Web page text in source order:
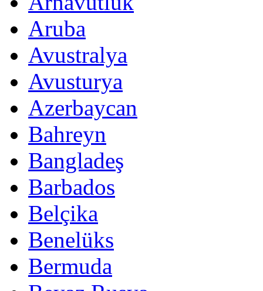
Aruba
Avustralya
Avusturya
Azerbaycan
Bahreyn
Bangladeş
Barbados
Belçika
Benelüks
Bermuda